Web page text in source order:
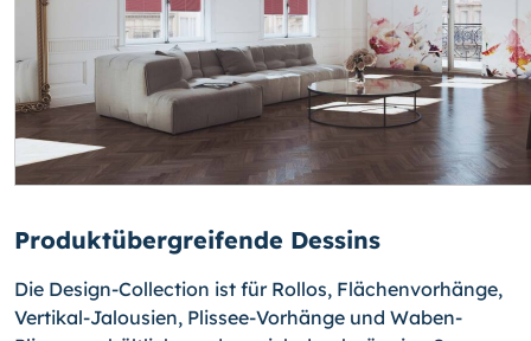
Produktübergreifende Dessins
Die Design-Collection ist für Rollos, Flächenvorhänge,
Vertikal-Jalousien, Plissee-Vorhänge und Waben-